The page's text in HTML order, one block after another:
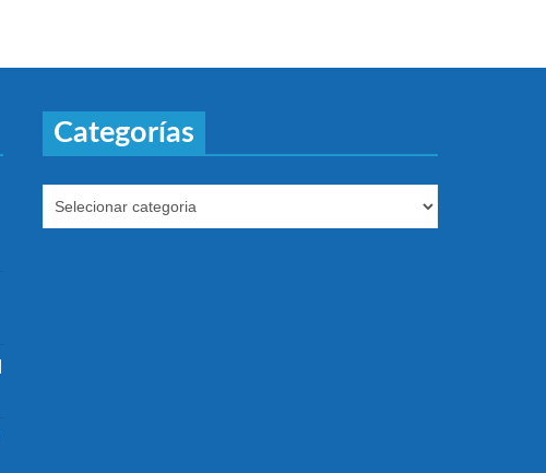
Categorías